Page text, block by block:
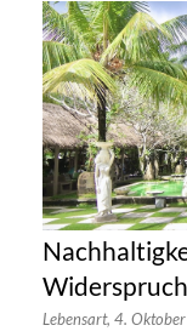
Lebensart, 4.